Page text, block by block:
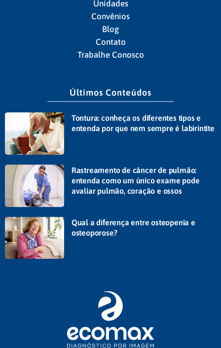
Unidades
Convênios
Blog
Contato
Trabalhe Conosco
Últimos Conteúdos
Tontura: conheça os diferentes tipos e
entenda por que nem sempre é labirintite
Rastreamento de câncer de pulmão:
entenda como um único exame pode
avaliar pulmão, coração e ossos
Qual a diferença entre osteopenia e
osteoporose?